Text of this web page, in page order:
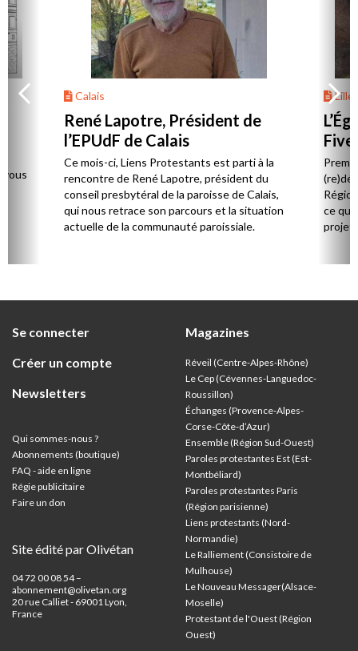
vous
Calais
René Lapotre, Président de
l’EPUdF de Calais
Ce mois-ci, Liens Protestants est parti à la
rencontre de René Lapotre, président du
conseil presbytéral de la paroisse de Calais,
qui nous retrace son parcours et la situation
actuelle de la communauté paroissiale.
Lille
ce qui
Se connecter
Créer un compte
Newsletters
Qui sommes-nous ?
Abonnements (boutique)
FAQ - aide en ligne
Régie publicitaire
Faire un don
Site édité par Olivétan
04 72 00 08 54 –
abonnement@olivetan.org
20 rue Calliet - 69001 Lyon,
France
Magazines
Réveil (Centre-Alpes-Rhône)
Le Cep (Cévennes-Languedoc-
Roussillon)
Échanges (Provence-Alpes-
Corse-Côte-d’Azur)
Ensemble (Région Sud-Ouest)
Paroles protestantes Est (Est-
Montbéliard)
Paroles protestantes Paris
(Région parisienne)
Liens protestants (Nord-
Normandie)
Le Ralliement (Consistoire de
Mulhouse)
Le Nouveau Messager(Alsace-
Moselle)
Protestant de l'Ouest (Région
Ouest)